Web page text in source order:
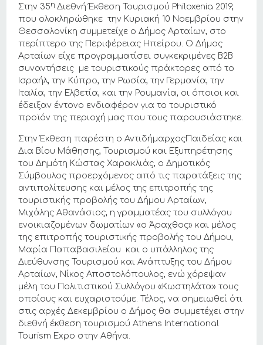
Στην 35η Διεθνή Έκθεση Τουρισμού Philoxenia 2019,
που ολοκληρώθηκε την Κυριακή 10 Νοεμβρίου στην
Θεσσαλονίκη συμμετείχε ο Δήμος Αρταίων, στο
περίπτερο της Περιφέρειας Ηπείρου. Ο Δήμος
Αρταίων είχε προγραμματίσει συγκεκριμένες Β2Β
συναντήσεις με τουριστικούς πράκτορες από το
Ισραήλ, την Κύπρο, την Ρωσία, την Γερμανία, την
Ιταλία, την Ελβετία, και την Ρουμανία, οι όποιοι και
έδειξαν έντονο ενδιαφέρον για το τουριστικό
προϊόν της περιοχή μας που τους παρουσιάστηκε.
Στην Έκθεση παρέστη ο ΑντιδήμαρχοςΠαιδείας και
Δια Βίου Μάθησης, Τουρισμού και Εξυπηρέτησης
του Δημότη Κώστας Χαρακλιάς, ο Δημοτικός
Σύμβουλος προερχόμενος από τις παρατάξεις της
αντιπολίτευσης και μέλος της επιτροπής της
τουριστικής προβολής του Δήμου Αρταίων,
Μιχάλης Αθανάσιος, η γραμματέας του συλλόγου
ενοικιαζομένων δωματίων «ο Άραχθος» και μέλος
της επιτροπής τουριστικής προβολής του Δήμου,
Μαρία Παπαβασιλείου και ο υπάλληλος της
Διεύθυνσης Τουρισμού και Ανάπτυξης του Δήμου
Αρταίων, Νίκος Αποστολόπουλος, ενώ χόρεψαν
μέλη του Πολιτιστικού Συλλόγου «Κωστηλάτα» τους
οποίους και ευχαριστούμε. Τέλος, να σημειωθεί ότι
στις αρχές Δεκεμβρίου ο Δήμος θα συμμετέχει στην
διεθνή έκθεση τουρισμού Athens International
Tourism Expo στην Αθήνα.